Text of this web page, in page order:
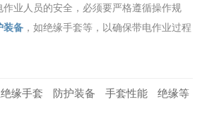
业人员的安全，必须要严格遵循操作规
装备 ，如绝缘手套等，以确保带电作业过程
缘手套 防护装备 手套性能 绝缘等